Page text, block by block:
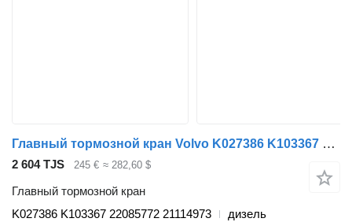
Главный тормозной кран Volvo K027386 K103367 для грузовика Volvo FH, FM, FMX-4 series (2013-)
2 604 TJS 245 € ≈ 282,60 $
Главный тормозной кран
K027386 K103367 22085772 21114973
дизель